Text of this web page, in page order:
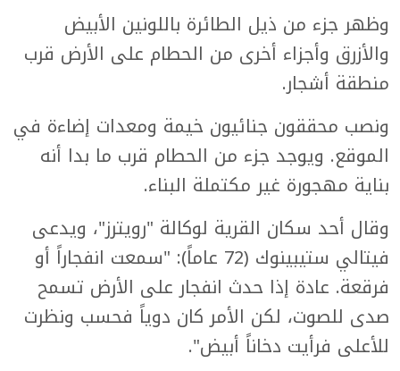
وظهر جزء من ذيل الطائرة باللونين الأبيض
والأزرق وأجزاء أخرى من الحطام على الأرض قرب
منطقة أشجار.
ونصب محققون جنائيون خيمة ومعدات إضاءة في
الموقع. ويوجد جزء من الحطام قرب ما بدا أنه
بناية مهجورة غير مكتملة البناء.
وقال أحد سكان القرية لوكالة "رويترز"، ويدعى
فيتالي ستيبينوك (72 عاماً): "سمعت انفجاراً أو
فرقعة. عادة إذا حدث انفجار على الأرض تسمح
صدى للصوت، لكن الأمر كان دوياً فحسب ونظرت
للأعلى فرأيت دخاناً أبيض".